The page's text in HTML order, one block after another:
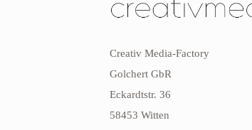
Creativ Media-Factory
Golchert GbR
Eckardtstr. 36
58453 Witten